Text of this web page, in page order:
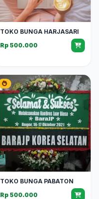
TOKO BUNGA HARJASARI
Rp 500.000
TOKO BUNGA PABATON
Rp 500.000